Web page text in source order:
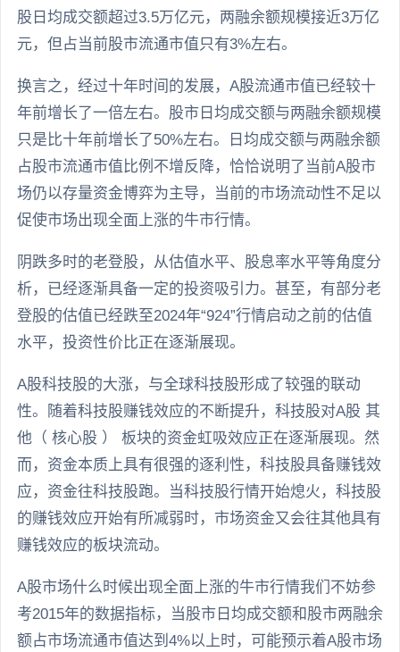
股日均成交额超过3.5万亿元，两融余额规模接近3万亿
元，但占当前股市流通市值只有3%左右。
换言之，经过十年时间的发展，A股流通市值已经较十
年前增长了一倍左右。股市日均成交额与两融余额规模
只是比十年前增长了50%左右。日均成交额与两融余额
占股市流通市值比例不增反降，恰恰说明了当前A股市
场仍以存量资金博弈为主导，当前的市场流动性不足以
促使市场出现全面上涨的牛市行情。
阴跌多时的老登股，从估值水平、股息率水平等角度分
析，已经逐渐具备一定的投资吸引力。甚至，有部分老
登股的估值已经跌至2024年“924”行情启动之前的估值
水平，投资性价比正在逐渐展现。
A股科技股的大涨，与全球科技股形成了较强的联动
性。随着科技股赚钱效应的不断提升，科技股对A股 其
他（ 核心股 ） 板块的资金虹吸效应正在逐渐展现。然
而，资金本质上具有很强的逐利性，科技股具备赚钱效
应，资金往科技股跑。当科技股行情开始熄火，科技股
的赚钱效应开始有所减弱时，市场资金又会往其他具有
赚钱效应的板块流动。
A股市场什么时候出现全面上涨的牛市行情我们不妨参
考2015年的数据指标，当股市日均成交额和股市两融余
额占市场流通市值达到4%以上时，可能预示着A股市场